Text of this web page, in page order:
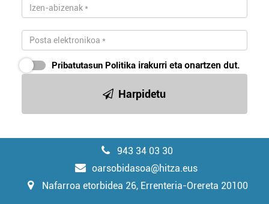
Pribatutasun Politika irakurri eta onartzen dut.
Harpidetu
943 34 03 30
oarsobidasoa@hitza.eus
Nafarroa etorbidea 26, Errenteria-Orereta 20100